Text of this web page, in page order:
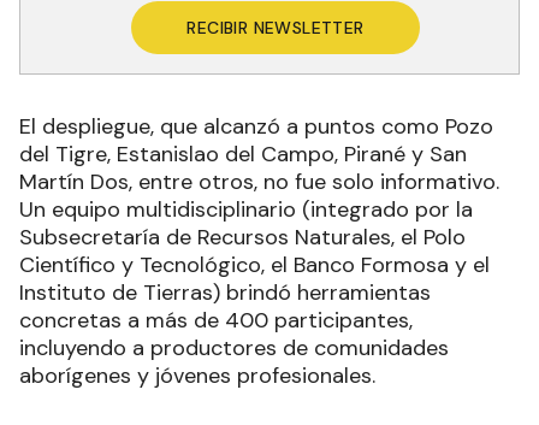
RECIBIR NEWSLETTER
El despliegue, que alcanzó a puntos como Pozo
del Tigre, Estanislao del Campo, Pirané y San
Martín Dos, entre otros, no fue solo informativo.
Un equipo multidisciplinario (integrado por la
Subsecretaría de Recursos Naturales, el Polo
Científico y Tecnológico, el Banco Formosa y el
Instituto de Tierras) brindó herramientas
concretas a más de 400 participantes,
incluyendo a productores de comunidades
aborígenes y jóvenes profesionales.